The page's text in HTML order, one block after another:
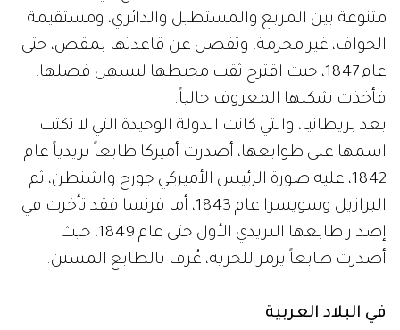
متنوعة بين المربع والمستطيل والدائري، ومستقيمة
الحواف، غير مخرمة، وتفصل عن قاعدتها بمقص، حتى
عام 1847، حيت اقترح ثقب محيطها ليسهل فصلها،
فأخذت شكلها المعروف حالياً.
بعد بريطانيا، والتي كانت الدولة الوحيدة التي لا تكتب
اسمها على طوابعها، أصدرت أميركا طابعاً بريدياً عام
1842، عليه صورة الرئيس الأميركي جورج واشنطن، ثم
البرازيل وسويسرا عام 1843، أما فرنسا فقد تأخرت في
إصدار طابعها البريدي الأول حتى عام 1849، حيث
أصدرت طابعاً يرمز للحرية، عُرف بالطابع المسنن.
في البلاد العربية